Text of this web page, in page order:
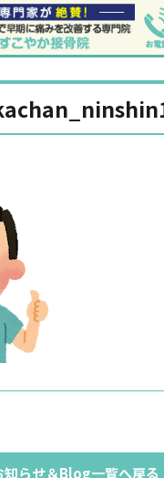
知らせ＆Blog一覧へ戻る